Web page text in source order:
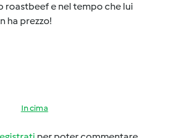
roastbeef e nel tempo che lui
ha prezzo!
In cima